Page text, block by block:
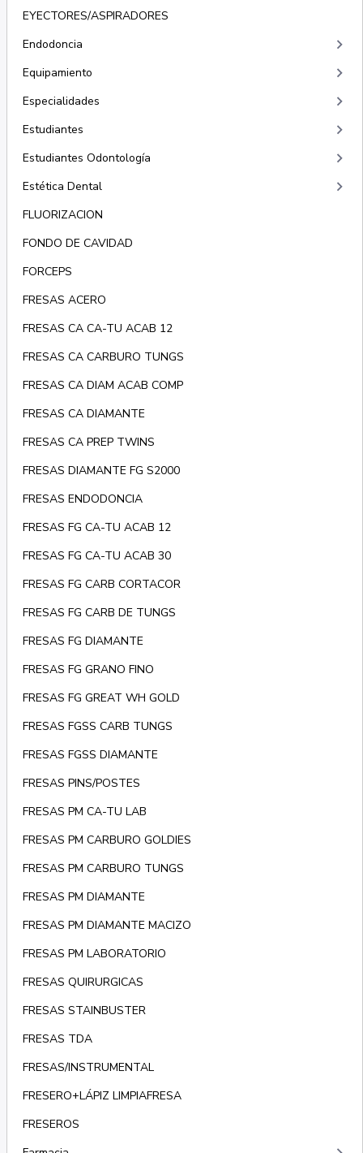
EYECTORES/ASPIRADORES
Endodoncia
keyboard_arrow_right
Equipamiento keyboard_arrow_right
Especialidades keyboard_arrow_right
Estudiantes keyboard_arrow_right
Estudiantes Odontología keyboard_arrow_right
Estética Dental keyboard_arrow_right
FLUORIZACION
FONDO DE CAVIDAD
FORCEPS
FRESAS ACERO
FRESAS CA CA-TU ACAB 12
FRESAS CA CARBURO TUNGS
FRESAS CA DIAM ACAB COMP
FRESAS CA DIAMANTE
FRESAS CA PREP TWINS
FRESAS DIAMANTE FG S2000
FRESAS ENDODONCIA
FRESAS FG CA-TU ACAB 12
FRESAS FG CA-TU ACAB 30
FRESAS FG CARB CORTACOR
FRESAS FG CARB DE TUNGS
FRESAS FG DIAMANTE
FRESAS FG GRANO FINO
FRESAS FG GREAT WH GOLD
FRESAS FGSS CARB TUNGS
FRESAS FGSS DIAMANTE
FRESAS PINS/POSTES
FRESAS PM CA-TU LAB
FRESAS PM CARBURO GOLDIES
FRESAS PM CARBURO TUNGS
FRESAS PM DIAMANTE
FRESAS PM DIAMANTE MACIZO
FRESAS PM LABORATORIO
FRESAS QUIRURGICAS
FRESAS STAINBUSTER
FRESAS TDA
FRESAS/INSTRUMENTAL
FRESERO+LÁPIZ LIMPIAFRESA
FRESEROS